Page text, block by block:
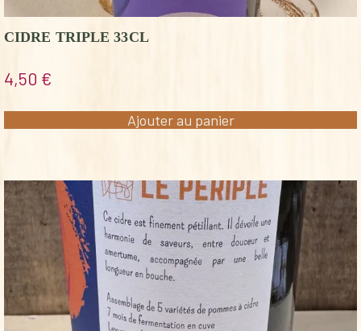
CIDRE TRIPLE 33CL
4,50 €
Ajouter au panier